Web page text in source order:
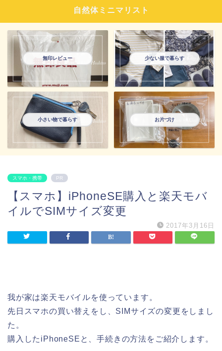
自然体ミニマリスト
無印レビュー 少ない服で暮らす
小さい物で暮らす お片づけ
スマホ・携帯 PR
【スマホ】iPhoneSE購入と楽天モバ
イルでSIMサイズ変更
2017年3月16日
我が家は楽天モバイルを使っています。
先日スマホの買い替えをし、SIMサイズの変更をしまし
た。
購入したiPhoneSEと、手続きの方法をご紹介します。